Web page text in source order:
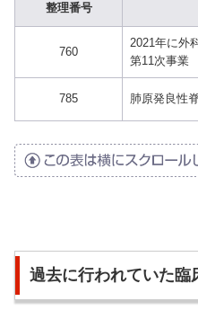
整理番号
760
2021年に外
第11次事業
785 肺原発良性
過去に行われていた臨